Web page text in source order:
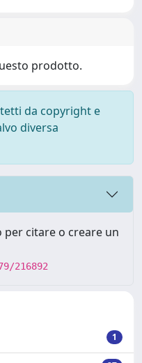
prodotto.
da copyright e
diversa
citare o creare un
216892
1